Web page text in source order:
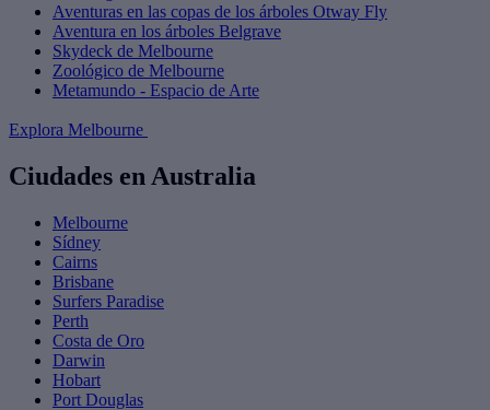
Aventuras en las copas de los árboles Otway Fly
Aventura en los árboles Belgrave
Skydeck de Melbourne
Zoológico de Melbourne
Metamundo - Espacio de Arte
Explora Melbourne
Ciudades en Australia
Melbourne
Sídney
Cairns
Brisbane
Surfers Paradise
Perth
Costa de Oro
Darwin
Hobart
Port Douglas